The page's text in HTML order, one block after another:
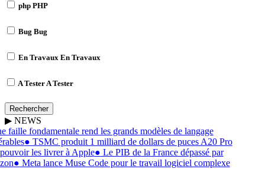
php PHP
Bug Bug
En Travaux En Travaux
A TesterA Tester
Rechercher
▶ NEWS
faille fondamentale rend les grands modèles de langage
●TSMC produit 1 milliard de dollars de puces A20 Pro
les livrer à Apple●Le PIB de la France dépassé par
●Meta lance Muse Code pour le travail logiciel complexe